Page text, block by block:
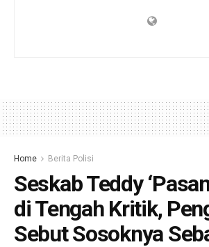
Home Berita Polisi
Seskab Teddy
di Tengah Kritik,
Sebut Sosoknya